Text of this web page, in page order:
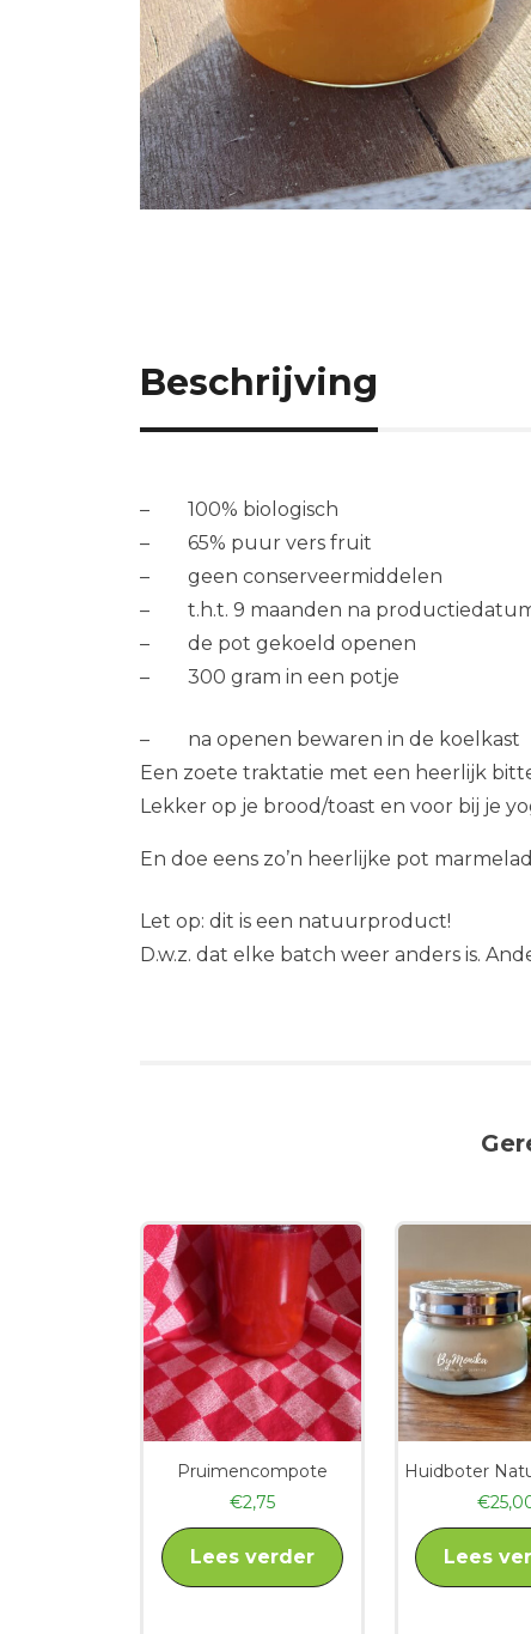
Beschrijving
– 100% biologisch
– 65% puur vers fruit
– geen conserveermiddelen
– t.h.t. 9 maanden na
– de pot gekoeld openen
– 300 gram in een potje
– na openen bewaren in de koelkast
Een zoete traktatie met een heerlijk
Lekker op je brood/toast en voor bij je
En doe eens zo’n heerlijke pot
Let op: dit is een natuurproduct!
D.w.z. dat elke batch weer anders is.
Pruimencompote
€2,75
Lees verder
Huidboter
€
Lees